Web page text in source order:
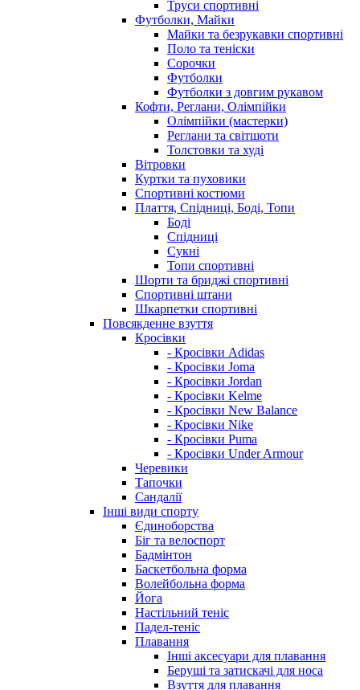
Труси спортивні
Футболки, Майки
Майки та безрукавки спортивні
Поло та теніски
Сорочки
Футболки
Футболки з довгим рукавом
Кофти, Реглани, Олімпійки
Олімпійки (мастерки)
Реглани та світшоти
Толстовки та худі
Вітровки
Куртки та пуховики
Спортивні костюми
Плаття, Спідниці, Боді, Топи
Боді
Спідниці
Сукні
Топи спортивні
Шорти та бриджі спортивні
Спортивні штани
Шкарпетки спортивні
Повсякденне взуття
Кросівки
- Кросівки Adidas
- Кросівки Joma
- Кросівки Jordan
- Кросівки Kelme
- Кросівки New Balance
- Кросівки Nike
- Кросівки Puma
- Кросівки Under Armour
Черевики
Тапочки
Сандалії
Інші види спорту
Єдиноборства
Біг та велоспорт
Бадмінтон
Баскетбольна форма
Волейбольна форма
Йога
Настільний теніс
Падел-теніс
Плавання
Інші аксесуари для плавання
Беруші та затискачі для носа
Взуття для плавання